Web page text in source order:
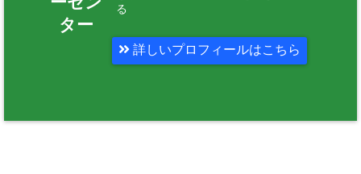
ター
る
詳しいプロフィールはこちら